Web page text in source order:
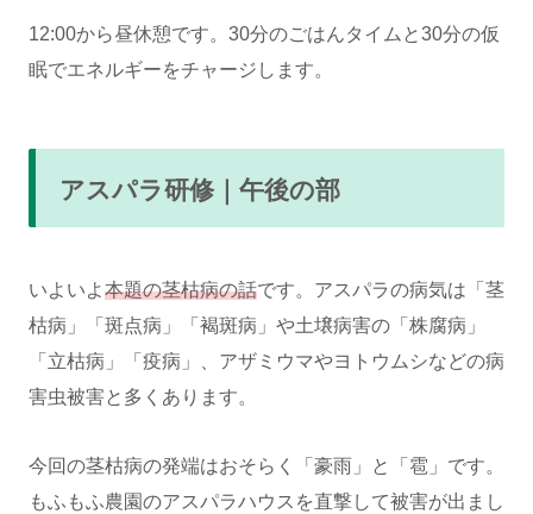
12:00から昼休憩です。30分のごはんタイムと30分の仮
眠でエネルギーをチャージします。
アスパラ研修｜午後の部
いよいよ本題の茎枯病の話です。アスパラの病気は「茎
枯病」「斑点病」「褐斑病」や土壌病害の「株腐病」
「立枯病」「疫病」、アザミウマやヨトウムシなどの病
害虫被害と多くあります。
今回の茎枯病の発端はおそらく「豪雨」と「雹」です。
もふもふ農園のアスパラハウスを直撃して被害が出まし